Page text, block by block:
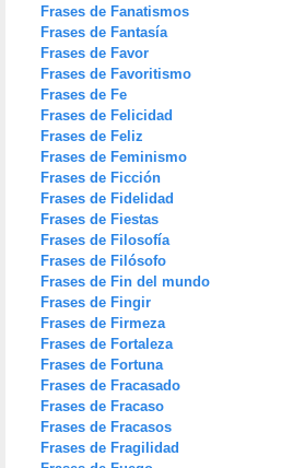
Frases de Fanatismos
Frases de Fantasía
Frases de Favor
Frases de Favoritismo
Frases de Fe
Frases de Felicidad
Frases de Feliz
Frases de Feminismo
Frases de Ficción
Frases de Fidelidad
Frases de Fiestas
Frases de Filosofía
Frases de Filósofo
Frases de Fin del mundo
Frases de Fingir
Frases de Firmeza
Frases de Fortaleza
Frases de Fortuna
Frases de Fracasado
Frases de Fracaso
Frases de Fracasos
Frases de Fragilidad